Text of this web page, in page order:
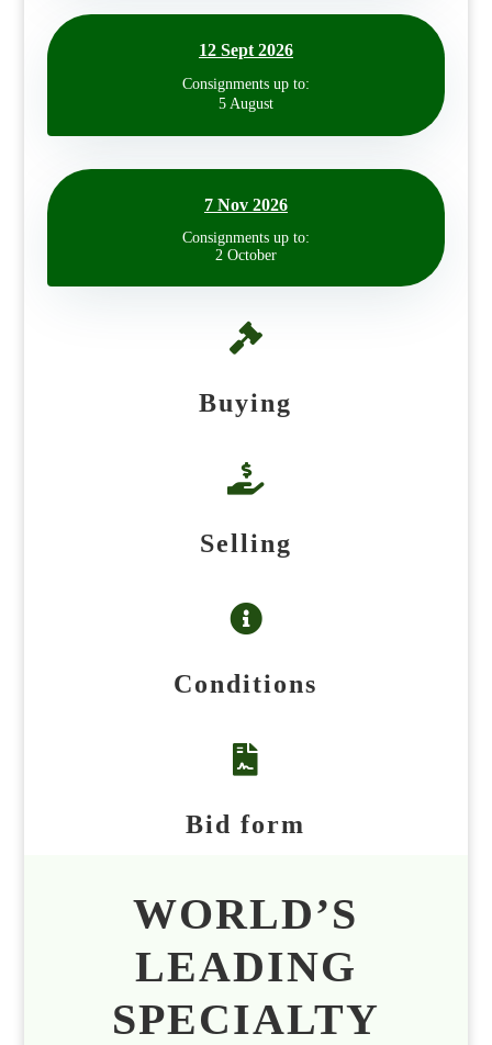
12 Sept 2026
Consignments up to:
5 August
7 Nov 2026
Consignments up to:
2 October

Buying

Selling

Conditions

Bid form
WORLD’S
LEADING
SPECIALTY